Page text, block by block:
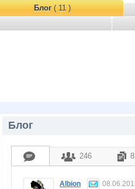
Блог( 11 )
Блог
246 8
Albion